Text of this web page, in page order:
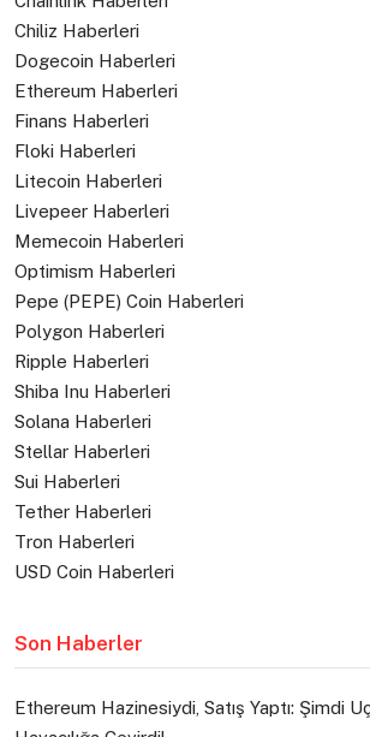
Chiliz Haberleri
Dogecoin Haberleri
Ethereum Haberleri
Finans Haberleri
Floki Haberleri
Litecoin Haberleri
Livepeer Haberleri
Memecoin Haberleri
Optimism Haberleri
Pepe (PEPE) Coin Haberleri
Polygon Haberleri
Ripple Haberleri
Shiba Inu Haberleri
Solana Haberleri
Stellar Haberleri
Sui Haberleri
Tether Haberleri
Tron Haberleri
USD Coin Haberleri
Son Haberler
Ethereum Hazinesiydi, Satış Yaptı: Şimdi